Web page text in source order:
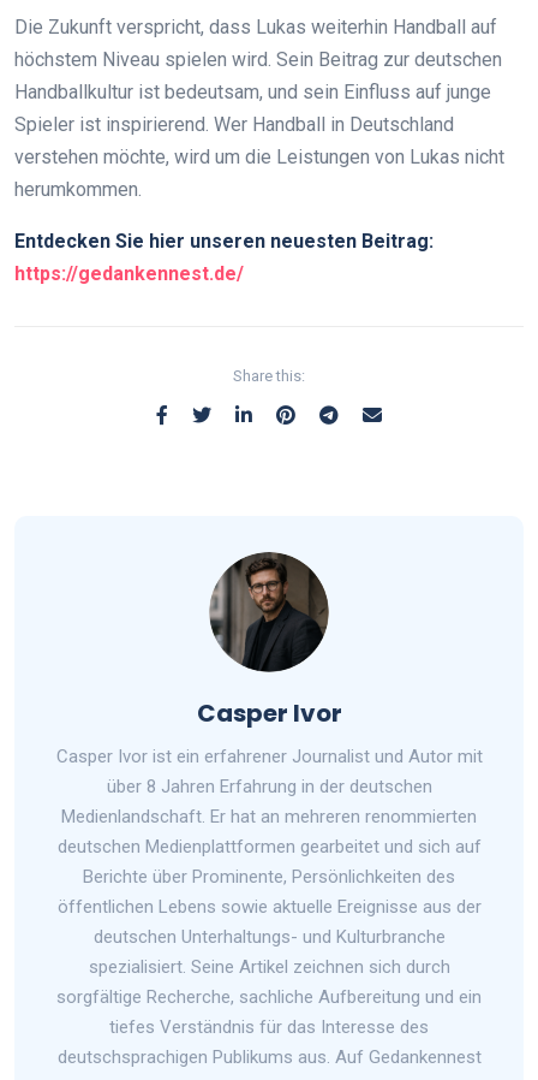
Die Zukunft verspricht, dass Lukas weiterhin Handball auf
höchstem Niveau spielen wird. Sein Beitrag zur deutschen
Handballkultur ist bedeutsam, und sein Einfluss auf junge
Spieler ist inspirierend. Wer Handball in Deutschland
verstehen möchte, wird um die Leistungen von Lukas nicht
herumkommen.
Entdecken Sie hier unseren neuesten Beitrag:
https://gedankennest.de/
Share this:
Casper Ivor
Casper Ivor ist ein erfahrener Journalist und Autor mit
über 8 Jahren Erfahrung in der deutschen
Medienlandschaft. Er hat an mehreren renommierten
deutschen Medienplattformen gearbeitet und sich auf
Berichte über Prominente, Persönlichkeiten des
öffentlichen Lebens sowie aktuelle Ereignisse aus der
deutschen Unterhaltungs- und Kulturbranche
spezialisiert. Seine Artikel zeichnen sich durch
sorgfältige Recherche, sachliche Aufbereitung und ein
tiefes Verständnis für das Interesse des
deutschsprachigen Publikums aus. Auf Gedankennest